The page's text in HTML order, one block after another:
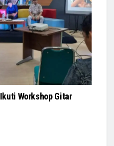
Workshop Gitar